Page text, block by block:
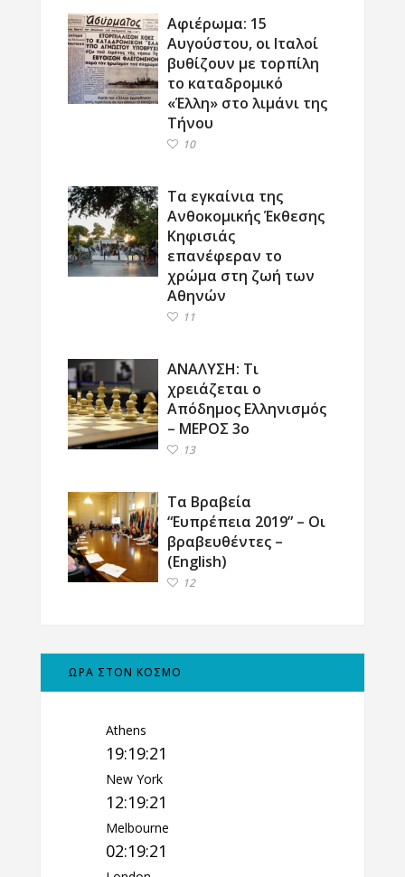
Αφιέρωμα: 15
Αυγούστου, οι Ιταλοί
βυθίζουν με τορπίλη
το καταδρομικό
«Έλλη» στο λιμάνι της
Τήνου
10
Τα εγκαίνια της
Ανθοκομικής Έκθεσης
Κηφισιάς
επανέφεραν το
χρώμα στη ζωή των
Αθηνών
11
ΑΝΑΛΥΣΗ: Τι
χρειάζεται ο
Απόδημος Ελληνισμός
– ΜΕΡΟΣ 3ο
13
Τα Βραβεία
“Ευπρέπεια 2019” – Οι
βραβευθέντες –
(English)
12
ΩΡΑ ΣΤΟΝ ΚΟΣΜΟ
Athens
19:19:22
New York
12:19:22
Melbourne
02:19:22